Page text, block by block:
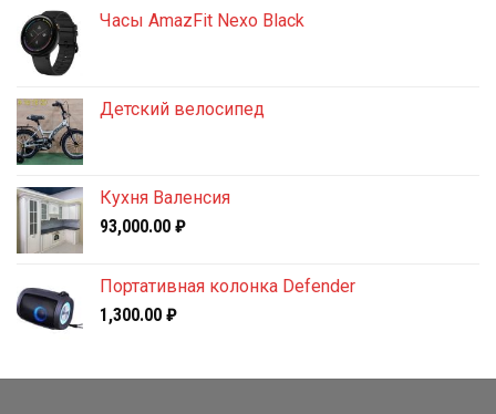
7,500.00 ₽.
Часы AmazFit Nexo Black
Детский велосипед
Кухня Валенсия
93,000.00 ₽
Портативная колонка Defender
1,300.00 ₽